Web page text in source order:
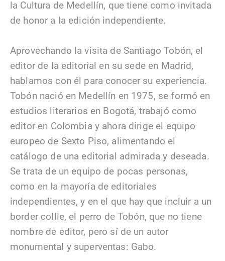
la Cultura de Medellín, que tiene como invitada
de honor a la edición independiente.
Aprovechando la visita de Santiago Tobón, el
editor de la editorial en su sede en Madrid,
hablamos con él para conocer su experiencia.
Tobón nació en Medellín en 1975, se formó en
estudios literarios en Bogotá, trabajó como
editor en Colombia y ahora dirige el equipo
europeo de Sexto Piso, alimentando el
catálogo de una editorial admirada y deseada.
Se trata de un equipo de pocas personas,
como en la mayoría de editoriales
independientes, y en el que hay que incluir a un
border collie, el perro de Tobón, que no tiene
nombre de editor, pero sí de un autor
monumental y superventas: Gabo.